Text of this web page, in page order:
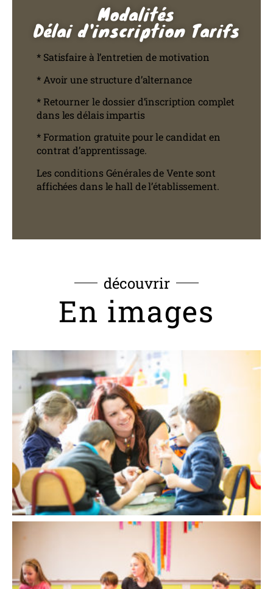
Modalités
Délai d'inscription Tarifs
* Satisfaire à l’entretien de motivation
* Avoir une structure d’alternance
* Retourner le dossier d’inscription complet
dans les délais impartis
* Formation gratuite pour le candidat en
contrat d’apprentissage.
Les conditions Générales de Vente sont
affichées dans le hall de l’établissement.
découvrir
En images